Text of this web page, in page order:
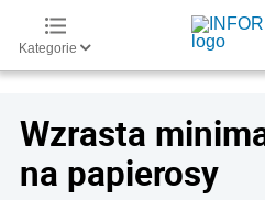
Kategorie
Wzrasta
na papierosy